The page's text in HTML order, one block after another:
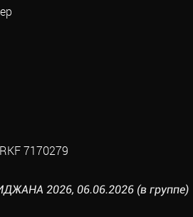
7170279
2026, 06.06.2026 (в группе)